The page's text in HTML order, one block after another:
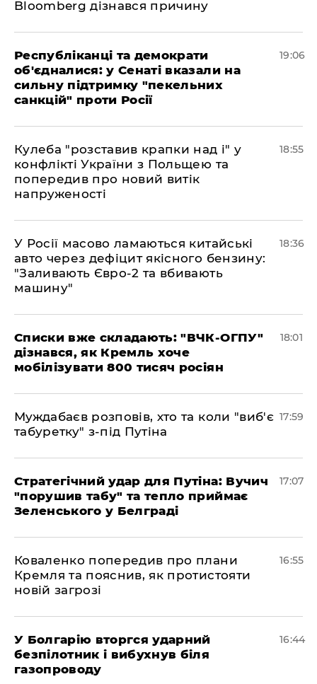
Bloomberg дізнався причину
Республіканці та демократи
об'єдналися: у Сенаті вказали на
сильну підтримку "пекельних
санкцій" проти Росії
19:06
Кулеба "розставив крапки над і" у
конфлікті України з Польщею та
попередив про новий витік
напруженості
18:55
У Росії масово ламаються китайські
авто через дефіцит якісного бензину:
"Заливають Євро-2 та вбивають
машину"
18:36
Списки вже складають: "ВЧК-ОГПУ"
дізнався, як Кремль хоче
мобілізувати 800 тисяч росіян
18:01
Муждабаєв розповів, хто та коли "виб'є
табуретку" з-під Путіна
17:59
Стратегічний удар для Путіна: Вучич
"порушив табу" та тепло приймає
Зеленського у Белграді
17:07
Коваленко попередив про плани
Кремля та пояснив, як протистояти
новій загрозі
16:55
У Болгарію вторгся ударний
безпілотник і вибухнув біля
газопроводу
16:44